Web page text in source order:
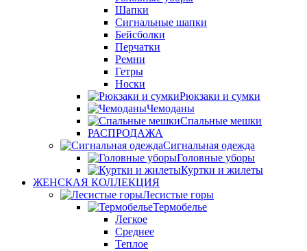
Шапки
Сигнальные шапки
Бейсболки
Перчатки
Ремни
Гетры
Носки
Рюкзаки и сумки
Чемоданы
Спальные мешки
РАСПРОДАЖА
Сигнальная одежда
Головные уборы
Куртки и жилеты
ЖЕНСКАЯ КОЛЛЕКЦИЯ
Лесистые горы
Термобелье
Легкое
Среднее
Теплое